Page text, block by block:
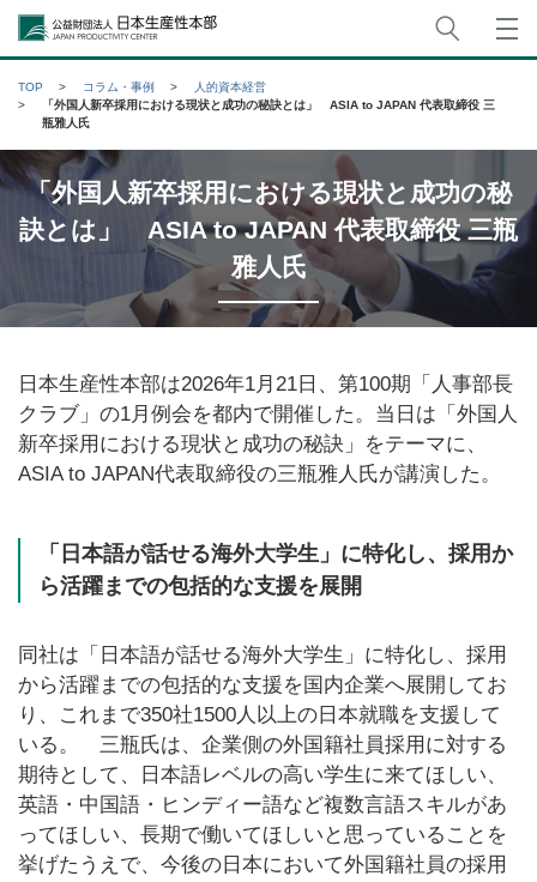
公益財団法人日本生産性本部
TOP コラム・事例
人的資本経営
「外国人新卒採用における現状と成功の秘訣とは」 ASIA to JAPAN 代表取締役 三
瓶雅人氏
「外国人新卒採用における現状と成功の秘
訣とは」 ASIA to JAPAN 代表取締役 三瓶
雅人氏
日本生産性本部は2026年1月21日、第100期「人事部長
クラブ」の1月例会を都内で開催した。当日は「外国人
新卒採用における現状と成功の秘訣」をテーマに、
ASIA to JAPAN代表取締役の三瓶雅人氏が講演した。
「日本語が話せる海外大学生」に特化し、採用か
ら活躍までの包括的な支援を展開
同社は「日本語が話せる海外大学生」に特化し、採用
から活躍までの包括的な支援を国内企業へ展開してお
り、これまで350社1500人以上の日本就職を支援して
いる。 三瓶氏は、企業側の外国籍社員採用に対する
期待として、日本語レベルの高い学生に来てほしい、
英語・中国語・ヒンディー語など複数言語スキルがあ
ってほしい、長期で働いてほしいと思っていることを
挙げたうえで、今後の日本において外国籍社員の採用